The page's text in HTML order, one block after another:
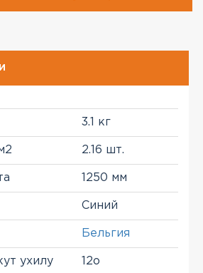
3.1 кг
2.16 шт.
1250 мм
Синий
Бельгия
ухилу 12о